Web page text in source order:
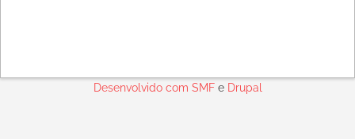
Desenvolvido com SMFe Drupal